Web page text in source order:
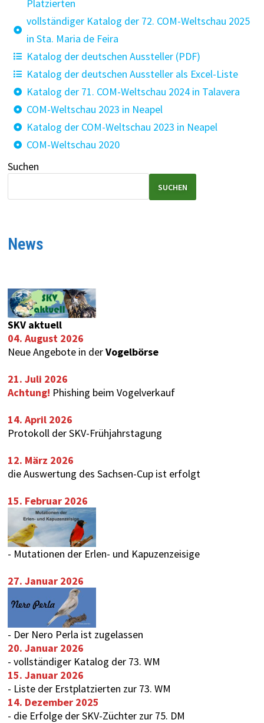
Platzierten
vollständiger Katalog der 72. COM-Weltschau 2025
in Sta. Maria de Feira
Katalog der deutschen Aussteller (PDF)
Katalog der deutschen Aussteller als Excel-Liste
Katalog der 71. COM-Weltschau 2024 in Talavera
COM-Weltschau 2023 in Neapel
Katalog der COM-Weltschau 2023 in Neapel
COM-Weltschau 2020
Suchen
SUCHEN
News
SKV aktuell
04. August 2026
Neue Angebote in derVogelbörse
21. Juli 2026
Achtung! Phishing beim Vogelverkauf
14. April 2026
Protokoll der SKV-Frühjahrstagung
12. März 2026
die Auswertung des Sachsen-Cupist erfolgt
15. Februar 2026
- Mutationen der Erlen- und Kapuzenzeisige
27. Januar 2026
- Der Nero Perla ist zugelassen
20. Januar 2026
- vollständiger Katalog der 73. WM
15. Januar 2026
- Liste der Erstplatzierten zur 73. WM
14. Dezember 2025
- die Erfolge der SKV-Züchter zur 75. DM